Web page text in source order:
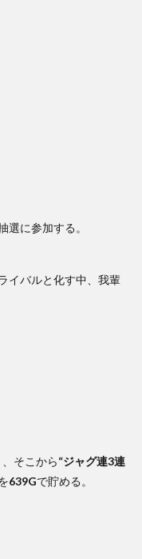
選に参加する。
イバルと化す中、我輩
そこから“ジャグ連3連
639Gで貯める。